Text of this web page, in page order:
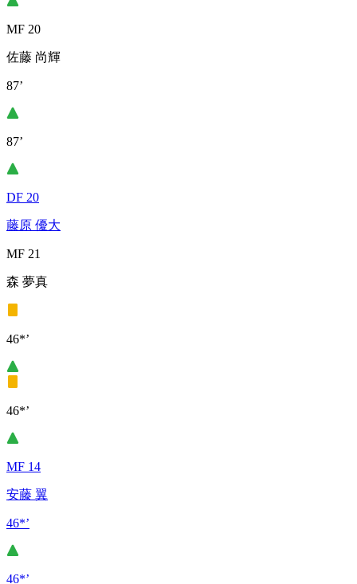
MF 20
佐藤 尚輝
87’
87’
DF 20
藤原 優大
MF 21
森 夢真
46*’
46*’
MF 14
安藤 翼
46*’
46*’